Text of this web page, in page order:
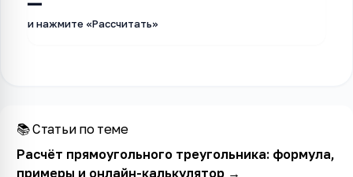
и нажмите «Рассчитать»
📚 Статьи по теме
Расчёт прямоугольного треугольника: формула,
примеры и онлайн-калькулятор→